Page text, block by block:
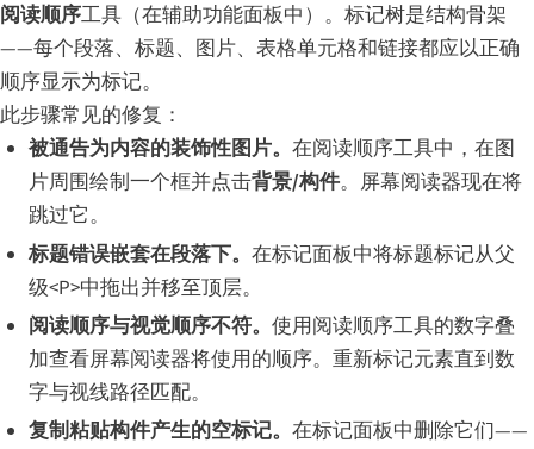
阅读顺序工具（在辅助功能面板中）。标记树是结构骨架
——每个段落、标题、图片、表格单元格和链接都应以正确
顺序显示为标记。
此步骤常见的修复：
被通告为内容的装饰性图片。 在阅读顺序工具中，在图
片周围绘制一个框并点击背景/构件。屏幕阅读器现在将
跳过它。
标题错误嵌套在段落下。 在标记面板中将标题标记从父
级<P>中拖出并移至顶层。
阅读顺序与视觉顺序不符。 使用阅读顺序工具的数字叠
加查看屏幕阅读器将使用的顺序。重新标记元素直到数
字与视线路径匹配。
复制粘贴构件产生的空标记。 在标记面板中删除它们——